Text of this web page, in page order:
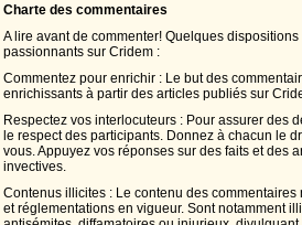
Charte des commentaires
A lire avant de commenter! Quelques
passionnants sur Cridem :
Commentez pour enrichir : Le but des
enrichissants à partir des articles publiés sur
Respectez vos interlocuteurs : Pour assurer des
le respect des participants. Donnez à chacun le
vous. Appuyez vos réponses sur des faits et des
invectives.
Contenus illicites : Le contenu des
et réglementations en vigueur. Sont notamment